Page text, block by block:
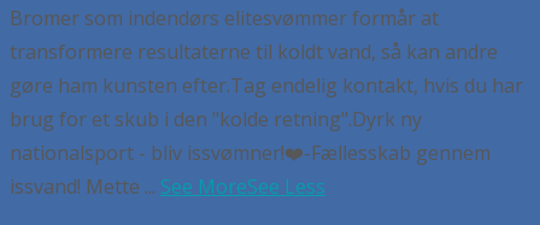
Bromer som indendørs elitesvømmer formår at
transformere resultaterne til koldt vand, så kan andre
gøre ham kunsten efter.Tag endelig kontakt, hvis du har
brug for et skub i den "kolde retning".Dyrk ny
nationalsport - bliv issvømner!❤️-Fællesskab gennem
issvand! Mette ... See MoreSee Less